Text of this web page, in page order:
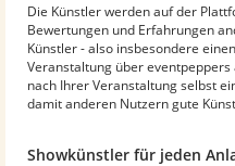
Die Künstler werden auf der
Bewertungen und Erfahrungen
Künstler - also insbesondere
Veranstaltung über
nach Ihrer Veranstaltung selbst
damit anderen Nutzern gute
Showkünstler für jeden